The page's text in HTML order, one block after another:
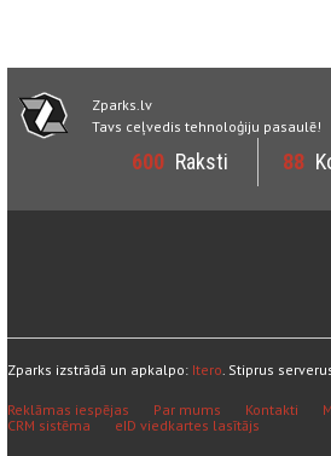
Zparks.lv
Tavs ceļvedis tehnoloģiju pasaulē!
600 Raksti 88
Zparks izstrādā un apkalpo: Itero . Stiprus
Reklāmas iespējas Par mums Kontakti
CRM sistēma
eID viedkartes lasītājs